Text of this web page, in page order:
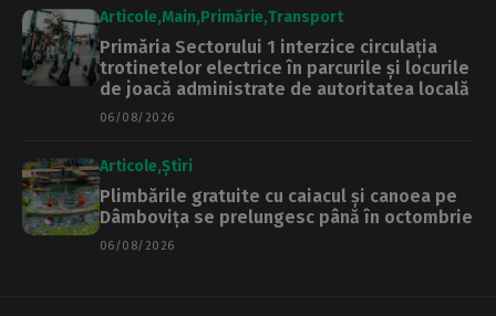
Articole Main Primărie Transport
Primăria Sectorului 1 interzice circulația
trotinetelor electrice în parcurile și locurile
de joacă administrate de autoritatea locală
06/08/2026
Articole Știri
Plimbările gratuite cu caiacul și canoea pe
Dâmbovița se prelungesc până în octombrie
06/08/2026